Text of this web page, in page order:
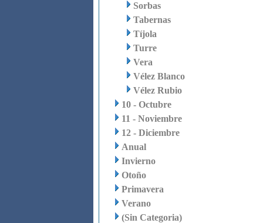
Sorbas
Tabernas
Tíjola
Turre
Vera
Vélez Blanco
Vélez Rubio
10 - Octubre
11 - Noviembre
12 - Diciembre
Anual
Invierno
Otoño
Primavera
Verano
(Sin Categoria)